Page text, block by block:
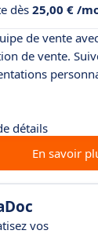
dès25,00 € /
de vente
de vente.
détails
En savoir
vos